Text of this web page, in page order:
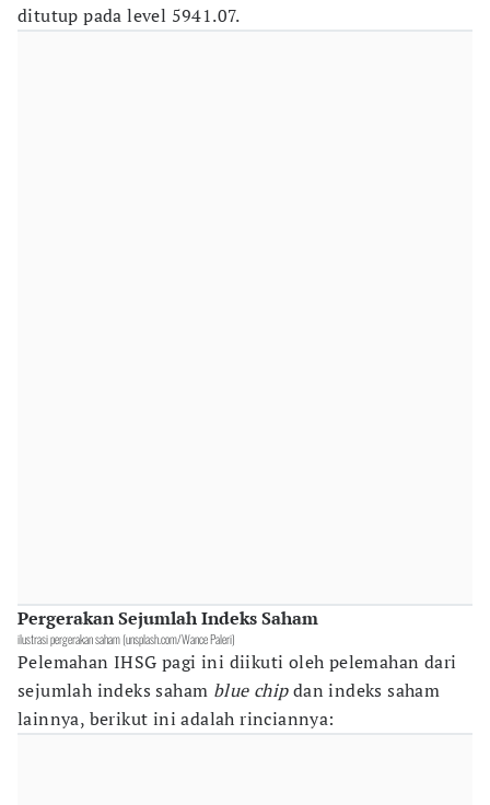
ditutup pada level 5941.07.
Pergerakan Sejumlah Indeks Saham
ilustrasi pergerakan saham (unsplash.com/Wance Paleri)
Pelemahan IHSG pagi ini diikuti oleh pelemahan dari
sejumlah indeks saham blue chipdan indeks saham
lainnya, berikut ini adalah rinciannya: